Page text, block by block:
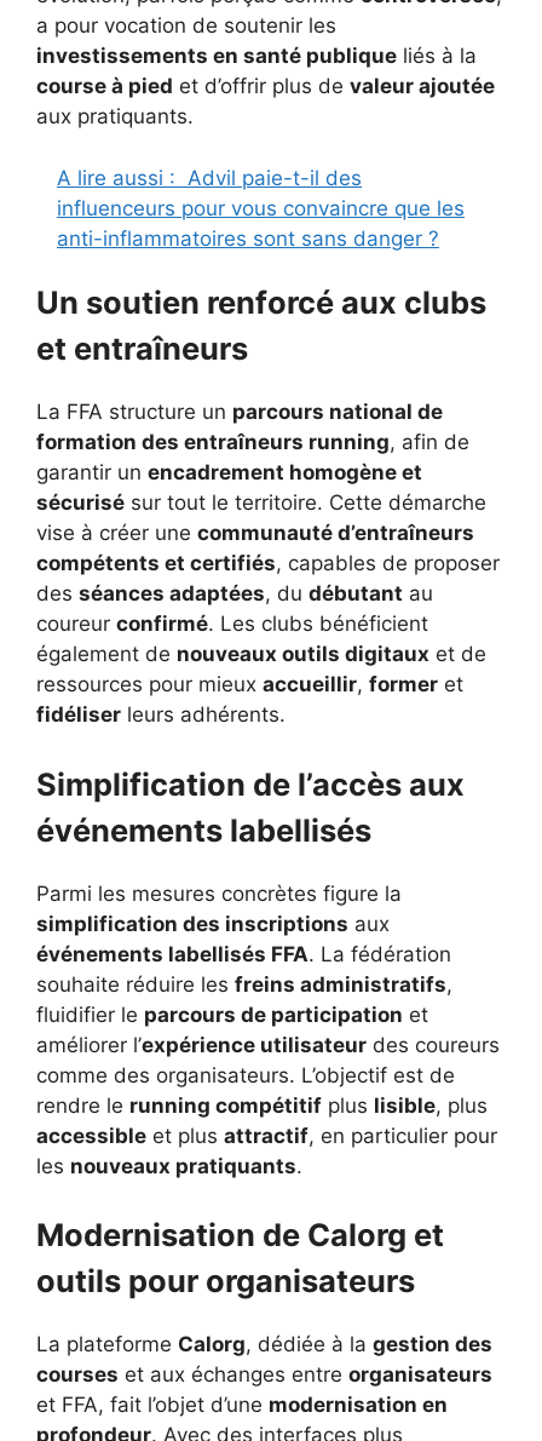
a pour vocation de soutenir les
investissements en santé publique liés à la
course à pied et d’offrir plus de valeur ajoutée
aux pratiquants.
A lire aussi : Advil paie-t-il des
influenceurs pour vous convaincre que les
anti-inflammatoires sont sans danger ?
Un soutien renforcé aux clubs
et entraîneurs
La FFA structure un parcours national de
formation des entraîneurs running, afin de
garantir un encadrement homogène et
sécurisé sur tout le territoire. Cette démarche
vise à créer une communauté d’entraîneurs
compétents et certifiés, capables de proposer
des séances adaptées, du débutant au
coureur confirmé. Les clubs bénéficient
également de nouveaux outils digitaux et de
ressources pour mieux accueillir, former et
fidéliser leurs adhérents.
Simplification de l’accès aux
événements labellisés
Parmi les mesures concrètes figure la
simplification des inscriptions aux
événements labellisés FFA. La fédération
souhaite réduire les freins administratifs,
fluidifier le parcours de participation et
améliorer l’expérience utilisateur des coureurs
comme des organisateurs. L’objectif est de
rendre le running compétitif plus lisible, plus
accessible et plus attractif, en particulier pour
les nouveaux pratiquants.
Modernisation de Calorg et
outils pour organisateurs
La plateforme Calorg, dédiée à la gestion des
courses et aux échanges entre organisateurs
et FFA, fait l’objet d’une modernisation en
profondeur. Avec des interfaces plus